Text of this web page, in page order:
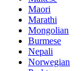
Maori
Marathi
Mongolian
Burmese
Nepali
Norwegian